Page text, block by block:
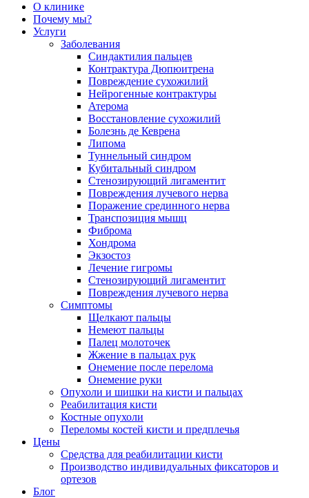
О клинике
Почему мы?
Услуги
Заболевания
Синдактилия пальцев
Контрактура Дюпюитрена
Повреждение сухожилий
Нейрогенные контрактуры
Атерома
Восстановление сухожилий
Болезнь де Кеврена
Липома
Туннельный синдром
Кубитальный синдром
Стенозирующий лигаментит
Повреждения лучевого нерва
Поражение срединного нерва
Транспозиция мышц
Фиброма
Хондрома
Экзостоз
Лечение гигромы
Стенозирующий лигаментит
Повреждения лучевого нерва
Симптомы
Щелкают пальцы
Немеют пальцы
Палец молоточек
Жжение в пальцах рук
Онемение после перелома
Онемение руки
Опухоли и шишки на кисти и пальцах
Реабилитация кисти
Костные опухоли
Переломы костей кисти и предплечья
Цены
Средства для реабилитации кисти
Производство индивидуальных фиксаторов и
ортезов
Блог